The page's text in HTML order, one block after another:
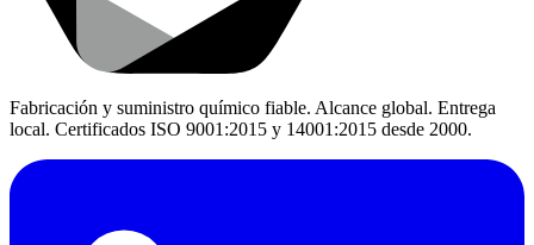
Fabricación y suministro químico fiable. Alcance global. Entrega
local. Certificados ISO 9001:2015 y 14001:2015 desde 2000.